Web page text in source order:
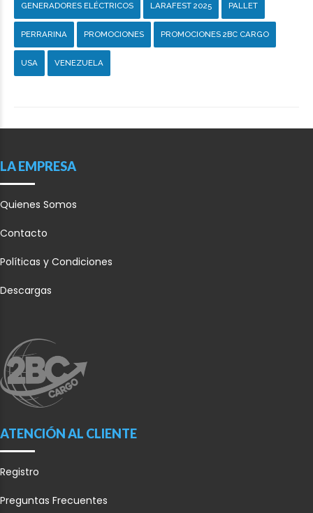
GENERADORES ELÉCTRICOS LARAFEST 2025 PALLET
PERRARINA PROMOCIONES PROMOCIONES 2BC CARGO
USA VENEZUELA
LA EMPRESA
Quienes Somos
Contacto
Políticas y Condiciones
Descargas
ATENCIÓN AL CLIENTE
Registro
Preguntas Frecuentes